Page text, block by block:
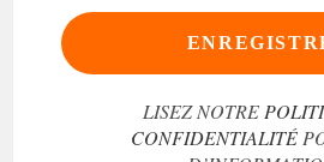
LISEZ NOTRE
CONFIDENTIALITÉ